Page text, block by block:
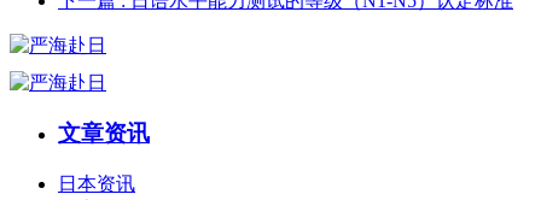
文章资讯
日本资讯